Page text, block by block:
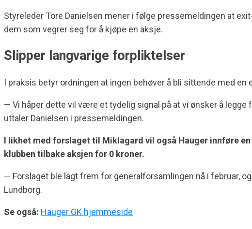
Styreleder Tore Danielsen mener i følge pressemeldingen at
dem som vegrer seg for å kjøpe en aksje.
Slipper langvarige forpliktelser
I praksis betyr ordningen at ingen behøver å bli sittende med
— Vi håper dette vil være et tydelig signal på at vi ønsker å
uttaler Danielsen i pressemeldingen.
I likhet med forslaget til Miklagard vil også Hauger innføre
klubben tilbake aksjen for 0 kroner.
— Forslaget ble lagt frem for generalforsamlingen nå i februar,
Lundborg.
Se også: Hauger GK hjemmeside